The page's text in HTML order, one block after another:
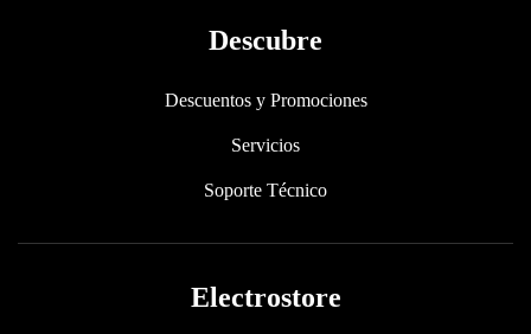
Descubre
Descuentos y Promociones
Servicios
Soporte Técnico
Electrostore